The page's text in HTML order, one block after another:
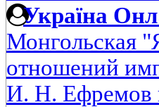
Україна
Монгольская
отношений
И. Н. Ефремов